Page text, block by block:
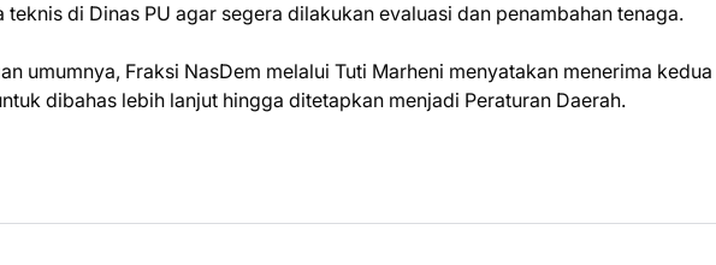
teknis di Dinas PU agar segera dilakukan evaluasi dan penambahan tenaga.
umumnya, Fraksi NasDem melalui Tuti Marheni menyatakan menerima kedua
dibahas lebih lanjut hingga ditetapkan menjadi Peraturan Daerah.